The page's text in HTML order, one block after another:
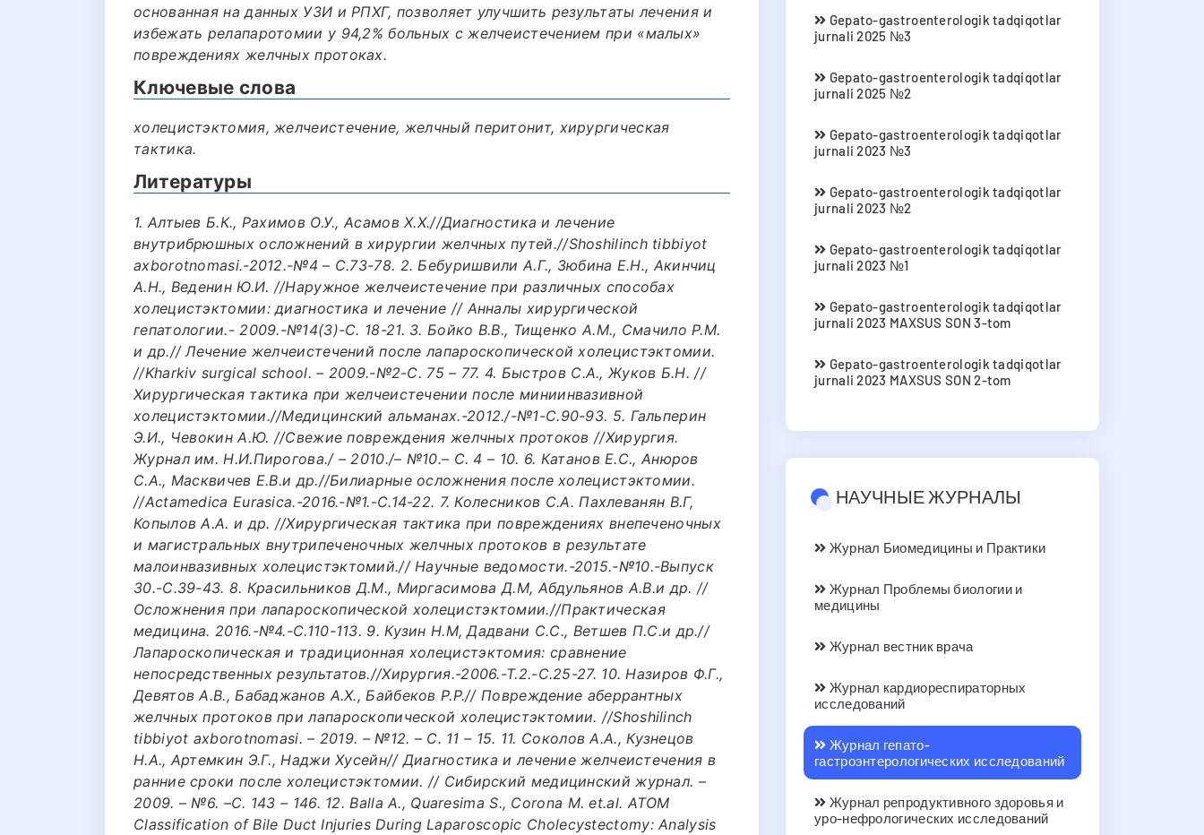
основанная на данных УЗИ и РПХГ, позволяет улучшить результаты лечения и
избежать релапаротомии у 94,2% больных с желчеистечением при «малых»
повреждениях желчных протоках.
Ключевые слова
холецистэктомия, желчеистечение, желчный перитонит, хирургическая
тактика.
Литературы
1. Алтыев Б.К., Рахимов О.У., Асамов Х.Х.//Диагностика и лечение
внутрибрюшных осложнений в хирургии желчных путей.//Shoshilinch tibbiyot
axborotnomasi.-2012.-№4 – С.73-78. 2. Бебуришвили А.Г., Зюбина Е.Н., Акинчиц
А.Н., Веденин Ю.И. //Наружное желчеистечение при различных способах
холецистэктомии: диагностика и лечение // Анналы хирургической
гепатологии.- 2009.-№14(3)-С. 18-21. 3. Бойко В.В., Тищенко А.М., Смачило Р.М.
и др.// Лечение желчеистечений после лапароскопической холецистэктомии.
//Kharkiv surgical school. – 2009.-№2-С. 75 – 77. 4. Быстров С.А., Жуков Б.Н. //
Хирургическая тактика при желчеистечении после миниинвазивной
холецистэктомии.//Медицинский альманах.-2012./-№1-С.90-93. 5. Гальперин
Э.И., Чевокин А.Ю. //Свежие повреждения желчных протоков //Хирургия.
Журнал им. Н.И.Пирогова./ – 2010./– №10.– С. 4 – 10. 6. Катанов Е.С., Анюров
С.А., Масквичев Е.В.и др.//Билиарные осложнения после холецистэктомии.
//Actamedica Eurasica.-2016.-№1.-С.14-22. 7. Колесников С.А. Пахлеванян В.Г,
Копылов А.А. и др. //Хирургическая тактика при повреждениях внепеченочных
и магистральных внутрипеченочных желчных протоков в результате
малоинвазивных холецистэктомий.// Научные ведомости.-2015.-№10.-Выпуск
30.-С.39-43. 8. Красильников Д.М., Миргасимова Д.М, Абдульянов А.В.и др. //
Осложнения при лапароскопической холецистэктомии.//Практическая
медицина. 2016.-№4.-С.110-113. 9. Кузин Н.М, Дадвани С.С., Ветшев П.С.и др.//
Лапароскопическая и традиционная холецистэктомия: сравнение
непосредственных результатов.//Хирургия.-2006.-Т.2.-С.25-27. 10. Назиров Ф.Г.,
Девятов А.В., Бабаджанов А.Х., Байбеков Р.Р.// Повреждение аберрантных
желчных протоков при лапароскопической холецистэктомии. //Shoshilinch
tibbiyot axborotnomasi. – 2019. – №12. – С. 11 – 15. 11. Соколов А.А., Кузнецов
Н.А., Артемкин Э.Г., Наджи Хусейн// Диагностика и лечение желчеистечения в
ранние сроки после холецистэктомии. // Сибирский медицинский журнал. –
2009. – №6. –С. 143 – 146. 12. Balla A., Quaresima S., Corona M. et.al. ATOM
Classification of Bile Duct Injuries During Laparoscopic Cholecystectomy: Analysis
Gepato-gastroenterologik tadqiqotlar
jurnali 2025 №3
Gepato-gastroenterologik tadqiqotlar
jurnali 2025 №2
Gepato-gastroenterologik tadqiqotlar
jurnali 2023 №3
Gepato-gastroenterologik tadqiqotlar
jurnali 2023 №2
Gepato-gastroenterologik tadqiqotlar
jurnali 2023 №1
Gepato-gastroenterologik tadqiqotlar
jurnali 2023 MAXSUS SON 3-tom
Gepato-gastroenterologik tadqiqotlar
jurnali 2023 MAXSUS SON 2-tom
НАУЧНЫЕ ЖУРНАЛЫ
Журнал Биомедицины и Практики
Журнал Проблемы биологии и
медицины
Журнал вестник врача
Журнал кардиореспираторных
исследований
Журнал гепато-
гастроэнтерологических исследований
Журнал репродуктивного здоровья и
уро-нефрологических исследований